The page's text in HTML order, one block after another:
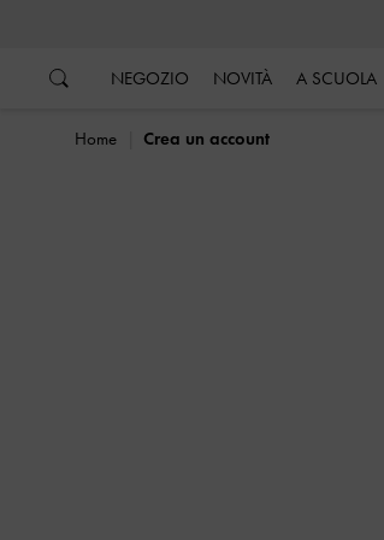
NEGOZIO NOVITÀ A SCUOLA
Home Crea un account